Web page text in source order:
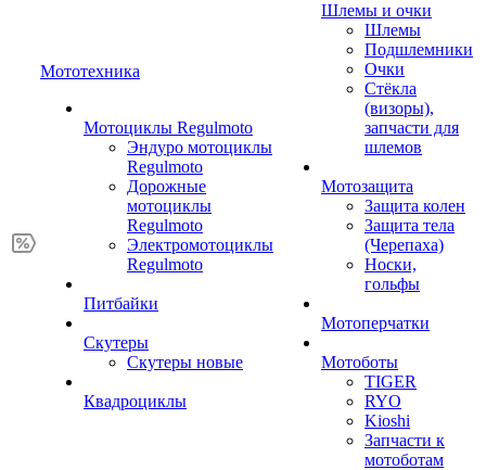
Мототехника
Мотоциклы Regulmoto
Эндуро мотоциклы
Regulmoto
Дорожные
мотоциклы
Regulmoto
Электромотоциклы
Regulmoto
Питбайки
Скутеры
Скутеры новые
Квадроциклы
Шлемы и очки
Шлемы
Подшлемники
Очки
Стёкла
(визоры),
запчасти для
шлемов
Мотозащита
Защита колен
Защита тела
(Черепаха)
Носки,
гольфы
Мотоперчатки
Мотоботы
TIGER
RYO
Kioshi
Запчасти к
мотоботам